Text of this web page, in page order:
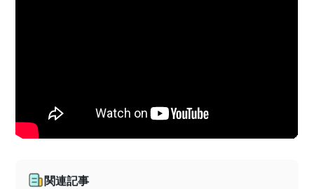
関連記事